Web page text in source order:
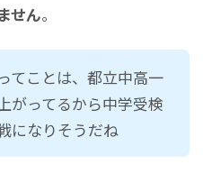
せん。
てことは、都立中高一
がってるから中学受検
になりそうだね